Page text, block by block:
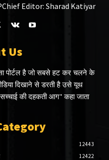
Chief Editor: Sharad Katiyar
Us
पोर्टल है जो सबसे हट कर चलने के
दिखाने से डरती है उसे यूथ
की दहकती आग" कहा जाता
12443
12422